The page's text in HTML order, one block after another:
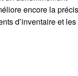
encore la
d’inventaire et les